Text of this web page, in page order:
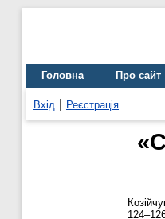
Головна Про сайт
Вхід Реєстрація